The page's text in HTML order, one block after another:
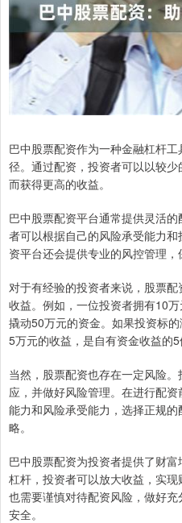
巴中股票配资作为一种金融杠杆
径。通过配资，投资者可以以较
而获得更高的收益。
巴中股票配资平台通常提供灵活
者可以根据自己的风险承受能力
资平台还会提供专业的风控管理，
对于有经验的投资者来说，股票
收益。例如，一位投资者拥有10
撬动50万元的资金。如果投资标
5万元的收益，是自有资金收益的5
当然，股票配资也存在一定风险
应，并做好风险管理。在进行配
能力和风险承受能力，选择正规
略。
巴中股票配资为投资者提供了财
杠杆，投资者可以放大收益，实
也需要谨慎对待配资风险，做好
安全。